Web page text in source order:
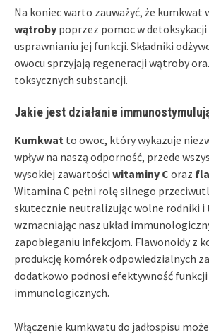
Na koniec warto zauważyć, że kumkwat
wątroby poprzez pomoc w
usprawnianiu jej funkcji. Składniki
owocu sprzyjają regeneracji wątroby
toksycznych substancji.
Jakie jest działanie
Kumkwat to owoc, który wykazuje
wpływ na naszą odporność, przede
wysokiej zawartości witaminy C oraz
Witamina C pełni rolę silnego
skutecznie neutralizując wolne rodniki i
wzmacniając nasz układ
zapobieganiu infekcjom. Flawonoidy z
produkcję komórek odpowiedzialnych
dodatkowo podnosi efektywność funkcji
immunologicznych.
Włączenie kumkwatu do jadłospisu